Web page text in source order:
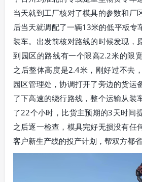
当天就到工厂核对了模具的参数和厂
后当天就调配了一辆13米的低平板专
装车。出发前核对路线的时候发现，
到园区的路线有一个限高2.2米的限
之后整体高度是2.4米，刚好过不去
园区管理处，协调打开了旁边的货运
了下高速的绕行路线，整个运输从装
了22个小时，比货主预期的3天时间
之后逐一检查，模具完好无损没有任
客户新生产线的投产计划，帮双方都